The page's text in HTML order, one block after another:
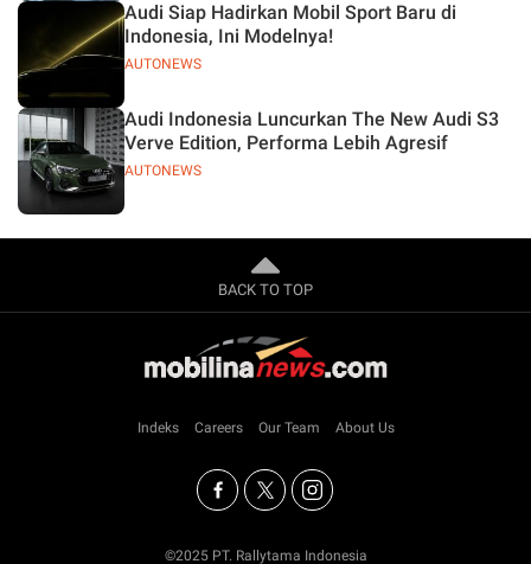
AUTONEWS
Audi Siap Hadirkan Mobil Sport Baru di
Indonesia, Ini Modelnya!
AUTONEWS
Audi Indonesia Luncurkan The New Audi S3
Verve Edition, Performa Lebih Agresif
BACK TO TOP
Indeks Careers Our Team About Us
©2025 PT. Rallytama Indonesia